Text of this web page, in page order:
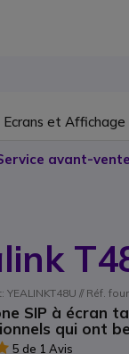
Ecrans et Affichage
avant-
YEALINKT48U // Réf.
SIP à écran
qui ont
5 de 1 Avis